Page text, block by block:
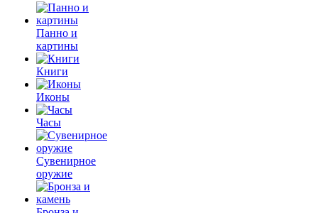
Панно и
картины
Книги
Иконы
Часы
Сувенирное
оружие